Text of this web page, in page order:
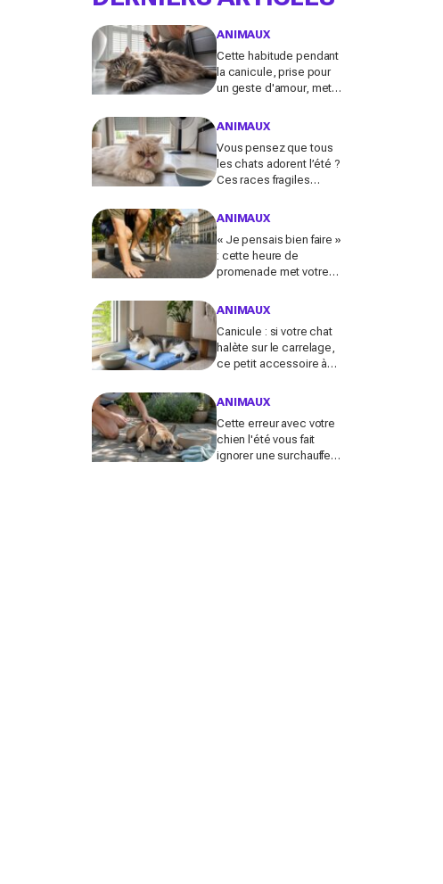
ANIMAUX
Cette habitude pendant
la canicule, prise pour
un geste d'amour, met
poils longs selon les
ANIMAUX
Vous pensez que tous
les chats adorent l’été ?
Ces races fragiles
chaleur fatal sans ces
ANIMAUX
« Je pensais bien faire »
: cette heure de
promenade met votre
la plupart des maîtres
ANIMAUX
Canicule : si votre chat
halète sur le carrelage,
ce petit accessoire à
transformer son coin
ANIMAUX
Cette erreur avec votre
chien l'été vous fait
ignorer une surchauffe